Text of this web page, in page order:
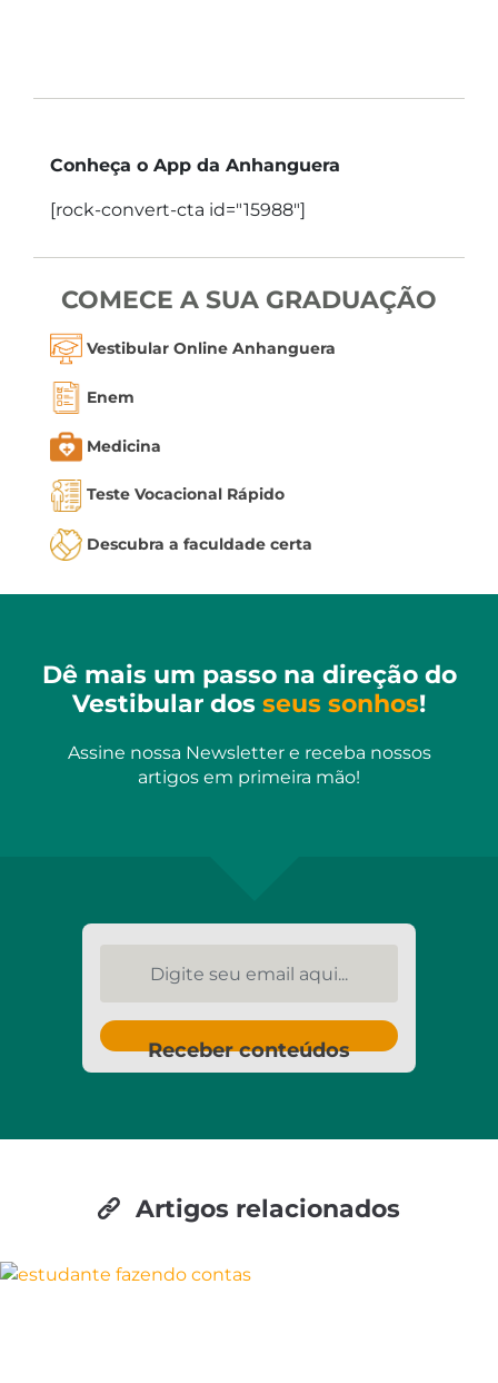
Conheça o App da Anhanguera
[rock-convert-cta id="15988"]
COMECE A SUA GRADUAÇÃO
Vestibular Online Anhanguera
Enem
Medicina
Teste Vocacional Rápido
Descubra a faculdade certa
Dê mais um passo na direção do
Vestibular dos seus sonhos!
Assine nossa Newsletter e receba nossos
artigos em primeira mão!
Receber conteúdos
Artigos relacionados